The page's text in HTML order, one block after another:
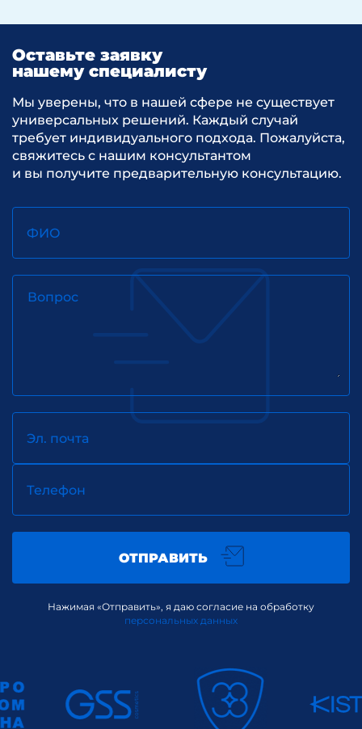
Оставьте заявку
нашему специалисту
Мы уверены, что в нашей сфере не существует
универсальных решений. Каждый случай
требует индивидуального подхода. Пожалуйста,
свяжитесь с нашим консультантом
и вы получите предварительную консультацию.
ФИО
Вопрос
Эл. почта
Телефон
ОТПРАВИТЬ
Нажимая «Отправить», я даю согласие на обработку
персональных данных